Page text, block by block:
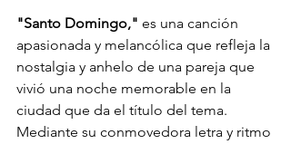
"Santo Domingo," es una canción
apasionada y melancólica que refleja la
nostalgia y anhelo de una pareja que
vivió una noche memorable en la
ciudad que da el título del tema.
Mediante su conmovedora letra y ritmo